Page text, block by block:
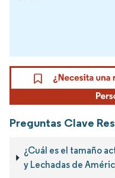
Preguntas Clave
¿Cuál es el tamaño
y Lechadas de